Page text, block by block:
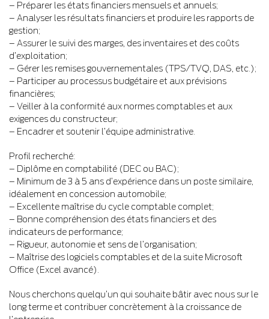
– Préparer les états financiers mensuels et annuels;
– Analyser les résultats financiers et produire les rapports de
gestion;
– Assurer le suivi des marges, des inventaires et des coûts
d’exploitation;
– Gérer les remises gouvernementales (TPS/TVQ, DAS, etc.);
– Participer au processus budgétaire et aux prévisions
financières;
– Veiller à la conformité aux normes comptables et aux
exigences du constructeur;
– Encadrer et soutenir l’équipe administrative.
Profil recherché:
– Diplôme en comptabilité (DEC ou BAC);
– Minimum de 3 à 5 ans d’expérience dans un poste similaire,
idéalement en concession automobile;
– Excellente maîtrise du cycle comptable complet;
– Bonne compréhension des états financiers et des
indicateurs de performance;
– Rigueur, autonomie et sens de l’organisation;
– Maîtrise des logiciels comptables et de la suite Microsoft
Office (Excel avancé).
Nous cherchons quelqu’un qui souhaite bâtir avec nous sur le
long terme et contribuer concrètement à la croissance de